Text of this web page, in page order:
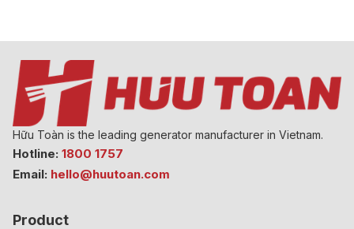
Hữu Toàn is the leading generator manufacturer in Vietnam.
Hotline: 1800 1757
Email: hello@huutoan.com
Product